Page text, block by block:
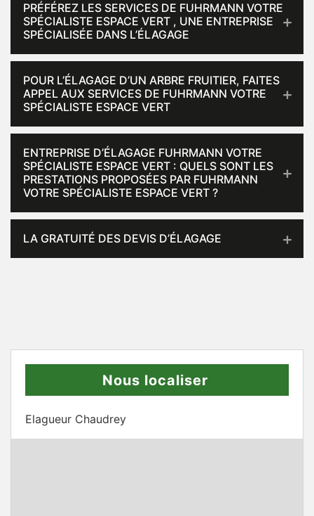
PRÉFÉREZ LES SERVICES DE FUHRMANN VOTRE
SPÉCIALISTE ESPACE VERT , UNE ENTREPRISE
SPÉCIALISÉE DANS L’ÉLAGAGE
POUR L’ÉLAGAGE D’UN ARBRE FRUITIER, FAITES
APPEL AUX SERVICES DE FUHRMANN VOTRE
SPÉCIALISTE ESPACE VERT
ENTREPRISE D’ÉLAGAGE FUHRMANN VOTRE
SPÉCIALISTE ESPACE VERT : QUELS SONT LES
PRESTATIONS PROPOSÉES PAR FUHRMANN
VOTRE SPÉCIALISTE ESPACE VERT ?
LA GRATUITÉ DES DEVIS D’ÉLAGAGE
Nous localiser
Elagueur Chaudrey